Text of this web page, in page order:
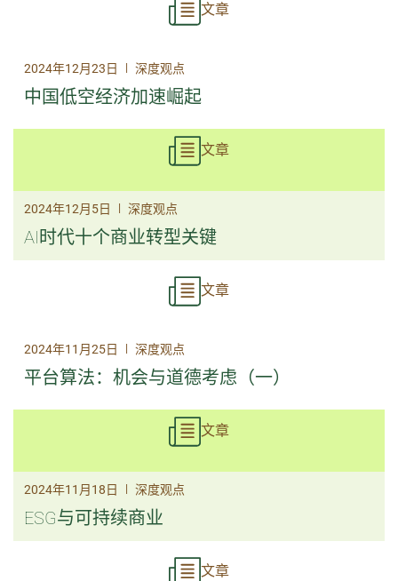
文章
2024年12月23日 | 深度观点
中国低空经济加速崛起
文章
2024年12月5日 | 深度观点
AI时代十个商业转型关键
文章
2024年11月25日 | 深度观点
平台算法：机会与道德考虑（一）
文章
2024年11月18日 | 深度观点
ESG与可持续商业
文章